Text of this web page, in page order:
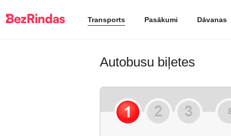
Transports Pasākumi Dāvanas
Autobusu biļetes